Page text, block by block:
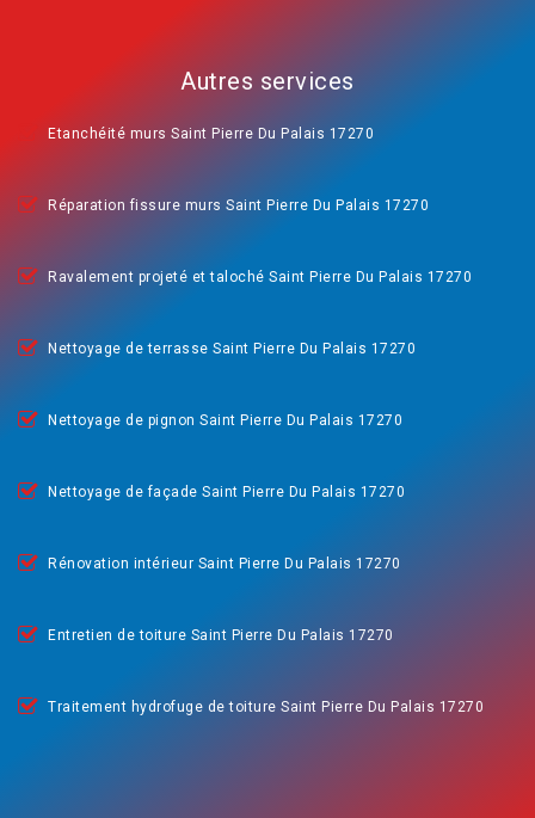
Autres services
Etanchéité murs Saint Pierre Du Palais 17270
Réparation fissure murs Saint Pierre Du Palais 17270
Ravalement projeté et taloché Saint Pierre Du Palais 17270
Nettoyage de terrasse Saint Pierre Du Palais 17270
Nettoyage de pignon Saint Pierre Du Palais 17270
Nettoyage de façade Saint Pierre Du Palais 17270
Rénovation intérieur Saint Pierre Du Palais 17270
Entretien de toiture Saint Pierre Du Palais 17270
Traitement hydrofuge de toiture Saint Pierre Du Palais 17270